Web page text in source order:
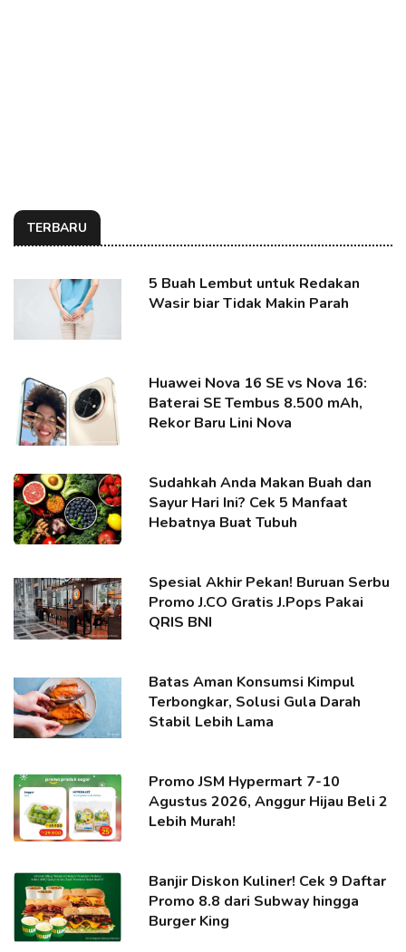
TERBARU
5 Buah Lembut untuk Redakan
Wasir biar Tidak Makin Parah
Huawei Nova 16 SE vs Nova 16:
Baterai SE Tembus 8.500 mAh,
Rekor Baru Lini Nova
Sudahkah Anda Makan Buah dan
Sayur Hari Ini? Cek 5 Manfaat
Hebatnya Buat Tubuh
Spesial Akhir Pekan! Buruan Serbu
Promo J.CO Gratis J.Pops Pakai
QRIS BNI
Batas Aman Konsumsi Kimpul
Terbongkar, Solusi Gula Darah
Stabil Lebih Lama
Promo JSM Hypermart 7-10
Agustus 2026, Anggur Hijau Beli 2
Lebih Murah!
Banjir Diskon Kuliner! Cek 9 Daftar
Promo 8.8 dari Subway hingga
Burger King